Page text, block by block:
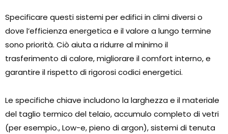
Specificare questi sistemi per edifici in climi diversi o
dove l’efficienza energetica e il valore a lungo termine
sono priorità. Ciò aiuta a ridurre al minimo il
trasferimento di calore, migliorare il comfort interno, e
garantire il rispetto di rigorosi codici energetici.
Le specifiche chiave includono la larghezza e il materiale
del taglio termico del telaio, accumulo completo di vetri
(per esempio., Low-e, pieno di argon), sistemi di tenuta